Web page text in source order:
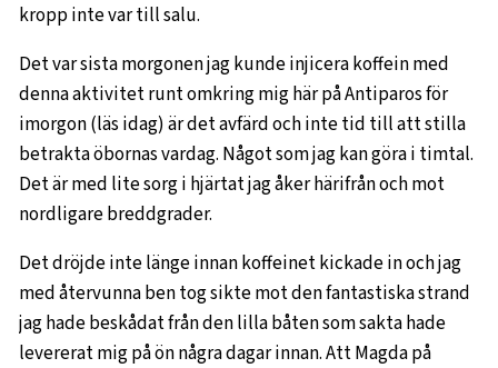
kropp inte var till salu.
Det var sista morgonen jag kunde injicera koffein med
denna aktivitet runt omkring mig här på Antiparos för
imorgon (läs idag) är det avfärd och inte tid till att stilla
betrakta öbornas vardag. Något som jag kan göra i timtal.
Det är med lite sorg i hjärtat jag åker härifrån och mot
nordligare breddgrader.
Det dröjde inte länge innan koffeinet kickade in och jag
med återvunna ben tog sikte mot den fantastiska strand
jag hade beskådat från den lilla båten som sakta hade
levererat mig på ön några dagar innan. Att Magda på